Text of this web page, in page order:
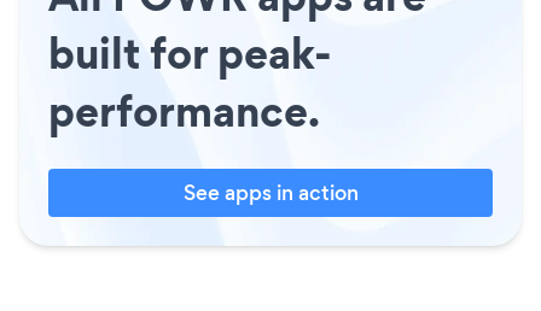
built for peak-
performance.
See apps in action